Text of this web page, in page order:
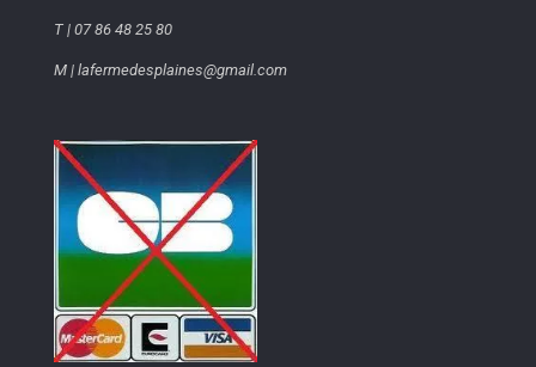
T | 07 86 48 25 80
M | lafermedesplaines@gmail.com